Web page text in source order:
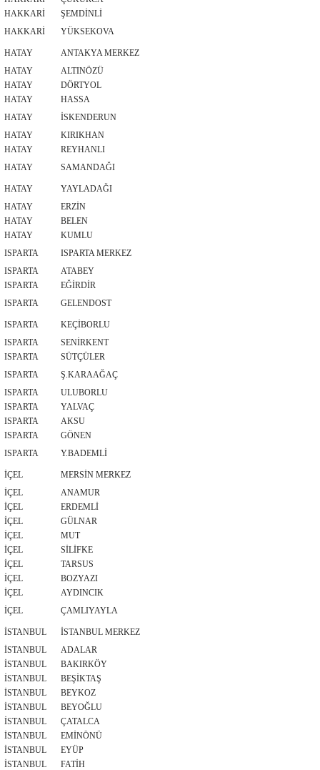
HAKKARİ
ŞEMDİNLİ
HAKKARİ
YÜKSEKOVA
HATAY
ANTAKYA MERKEZ
HATAY
ALTINÖZÜ
HATAY
DÖRTYOL
HATAY
HASSA
HATAY
İSKENDERUN
HATAY
KIRIKHAN
HATAY
REYHANLI
HATAY
SAMANDAĞI
HATAY
YAYLADAĞI
HATAY
ERZİN
HATAY
BELEN
HATAY
KUMLU
ISPARTA
ISPARTA MERKEZ
ISPARTA
ATABEY
ISPARTA
EĞİRDİR
ISPARTA
GELENDOST
ISPARTA
KEÇİBORLU
ISPARTA
SENİRKENT
ISPARTA
SÜTÇÜLER
ISPARTA
Ş.KARAAĞAÇ
ISPARTA
ULUBORLU
ISPARTA
YALVAÇ
ISPARTA
AKSU
ISPARTA
GÖNEN
ISPARTA
Y.BADEMLİ
İÇEL
MERSİN MERKEZ
İÇEL
ANAMUR
İÇEL
ERDEMLİ
İÇEL
GÜLNAR
İÇEL
MUT
İÇEL
SİLİFKE
İÇEL
TARSUS
İÇEL
BOZYAZI
İÇEL
AYDINCIK
İÇEL
ÇAMLIYAYLA
İSTANBUL
İSTANBUL MERKEZ
İSTANBUL
ADALAR
İSTANBUL
BAKIRKÖY
İSTANBUL
BEŞİKTAŞ
İSTANBUL
BEYKOZ
İSTANBUL
BEYOĞLU
İSTANBUL
ÇATALCA
İSTANBUL
EMİNÖNÜ
İSTANBUL
EYÜP
İSTANBUL
FATİH